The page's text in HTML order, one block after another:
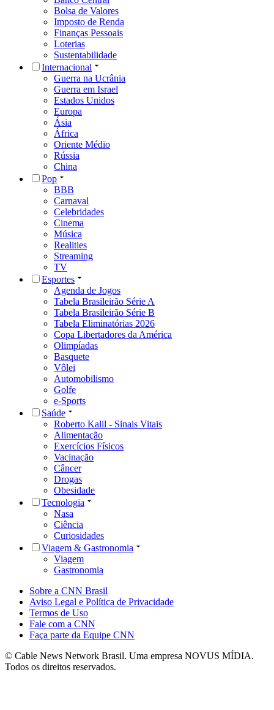
Bolsa de Valores
Imposto de Renda
Finanças Pessoais
Loterias
Sustentabilidade
Internacional
Guerra na Ucrânia
Guerra em Israel
Estados Unidos
Europa
Ásia
África
Oriente Médio
Rússia
China
Pop
BBB
Carnaval
Celebridades
Cinema
Música
Realities
Streaming
TV
Esportes
Agenda de Jogos
Tabela Brasileirão Série A
Tabela Brasileirão Série B
Tabela Eliminatórias 2026
Copa Libertadores da América
Olimpíadas
Basquete
Vôlei
Automobilismo
Golfe
e-Sports
Saúde
Roberto Kalil - Sinais Vitais
Alimentação
Exercícios Físicos
Vacinação
Câncer
Drogas
Obesidade
Tecnologia
Nasa
Ciência
Curiosidades
Viagem & Gastronomia
Viagem
Gastronomia
Sobre a CNN Brasil
Aviso Legal e Política de Privacidade
Termos de Uso
Fale com a CNN
Faça parte da Equipe CNN
© Cable News Network Brasil. Uma empresa NOVUS MÍDIA.
Todos os direitos reservados.